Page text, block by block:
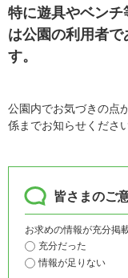
特に遊具やベン
は公園の利用者
す。
公園内でお気づきの点
係までお知らせください
皆さまのご
お求めの情報が充分掲
充分だった
情報が足りない